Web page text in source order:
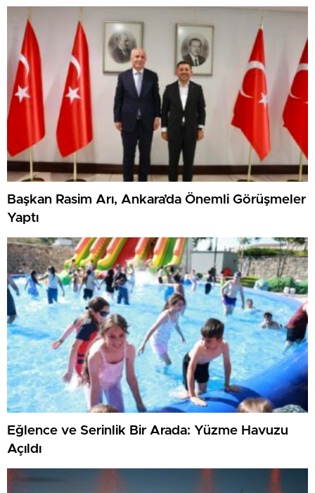
Başkan Rasim Arı, Ankara’da Önemli Görüşmeler
Yaptı
Eğlence ve Serinlik Bir Arada: Yüzme Havuzu
Açıldı